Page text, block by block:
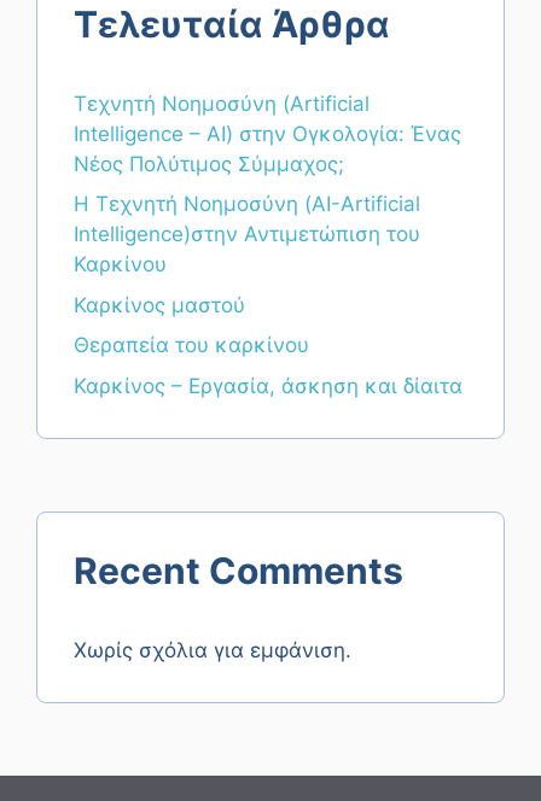
Τελευταία Άρθρα
Τεχνητή Νοημοσύνη (Artificial
Intelligence – AI) στην Ογκολογία: Ένας
Νέος Πολύτιμος Σύμμαχος;
Η Τεχνητή Νοημοσύνη (AI-Artificial
Intelligence)στην Αντιμετώπιση του
Καρκίνου
Καρκίνος μαστού
Θεραπεία του καρκίνου
Καρκίνος – Εργασία, άσκηση και δίαιτα
Recent Comments
Χωρίς σχόλια για εμφάνιση.